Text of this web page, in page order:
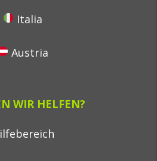
Italia
Austria
WIR HELFEN?